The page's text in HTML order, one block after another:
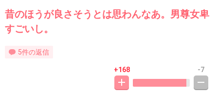
昔のほうが良さそうとは思わんなあ。男尊女卑
すごいし。
5件の返信
+168 -7